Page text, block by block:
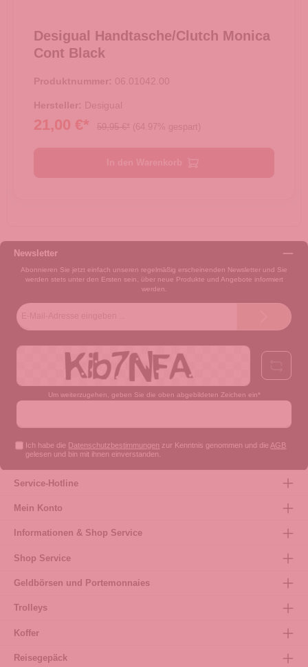
Desigual Handtasche/Clutch Monica
Cont Black
Produktnummer: 06.01042.00
Hersteller: Desigual
21,00 €* 59,95 €* (64.97% gespart)
Newsletter
Abonnieren Sie jetzt einfach unseren regelmäßig erscheinenden Newsletter und Sie
werden stets unter den Ersten sein, über neue Produkte und Angebote informiert
werden.
Um weiterzugehen, geben Sie die oben abgebildeten Zeichen ein*
Ich habe die Datenschutzbestimmungen zur Kenntnis genommen und die AGB
gelesen und bin mit ihnen einverstanden.
Service-Hotline
Mein Konto
Informationen & Shop Service
Shop Service
Geldbörsen und Portemonnaies
Trolleys
Koffer
Reisegepäck